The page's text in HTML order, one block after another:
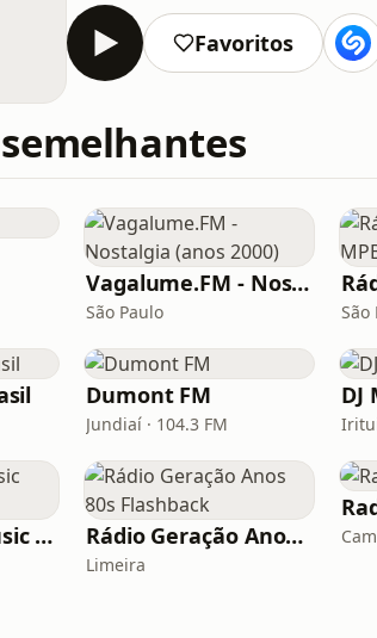
Favoritos
Vagalume.FM - Nostalgia (anos 2000)
São Paulo São
Dumont FM
Jundiaí · 104.3 FM
DJ
Rádio Dance Music Super Hits Rádio Geração Anos 80s Flashback
Limeira